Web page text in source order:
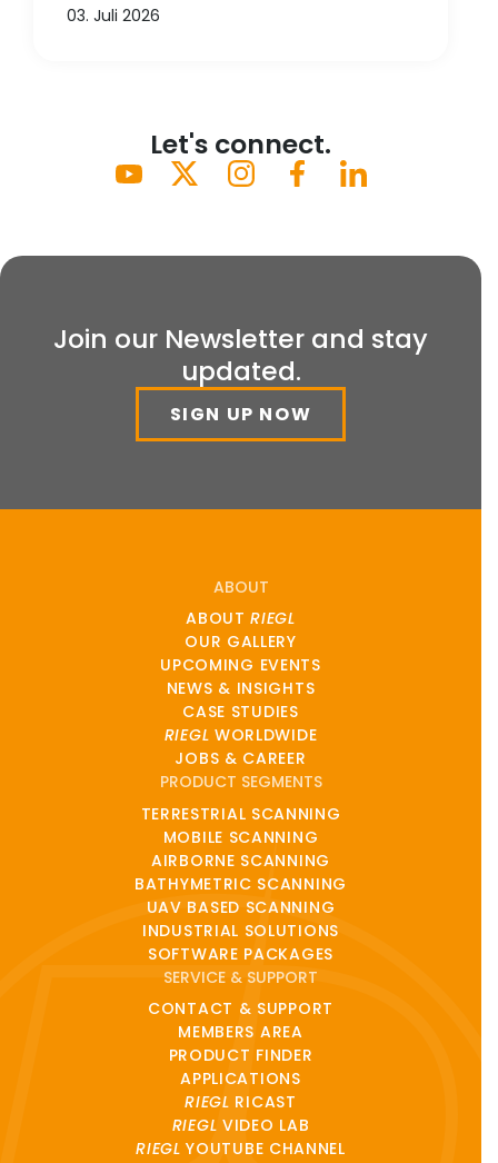
03. Juli 2026
Let's connect.
Join our Newsletter and stay
updated.
SIGN UP NOW
ABOUT
ABOUTRIEGL
OUR GALLERY
UPCOMING EVENTS
NEWS & INSIGHTS
CASE STUDIES
RIEGL WORLDWIDE
JOBS & CAREER
PRODUCT SEGMENTS
TERRESTRIAL SCANNING
MOBILE SCANNING
AIRBORNE SCANNING
BATHYMETRIC SCANNING
UAV BASED SCANNING
INDUSTRIAL SOLUTIONS
SOFTWARE PACKAGES
SERVICE & SUPPORT
CONTACT & SUPPORT
MEMBERS AREA
PRODUCT FINDER
APPLICATIONS
RIEGL RICAST
RIEGL VIDEO LAB
RIEGL YOUTUBE CHANNEL